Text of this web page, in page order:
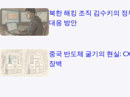
북한 해킹 조직 김수키의
대응 방안
중국 반도체 굴기의 현실:
장벽